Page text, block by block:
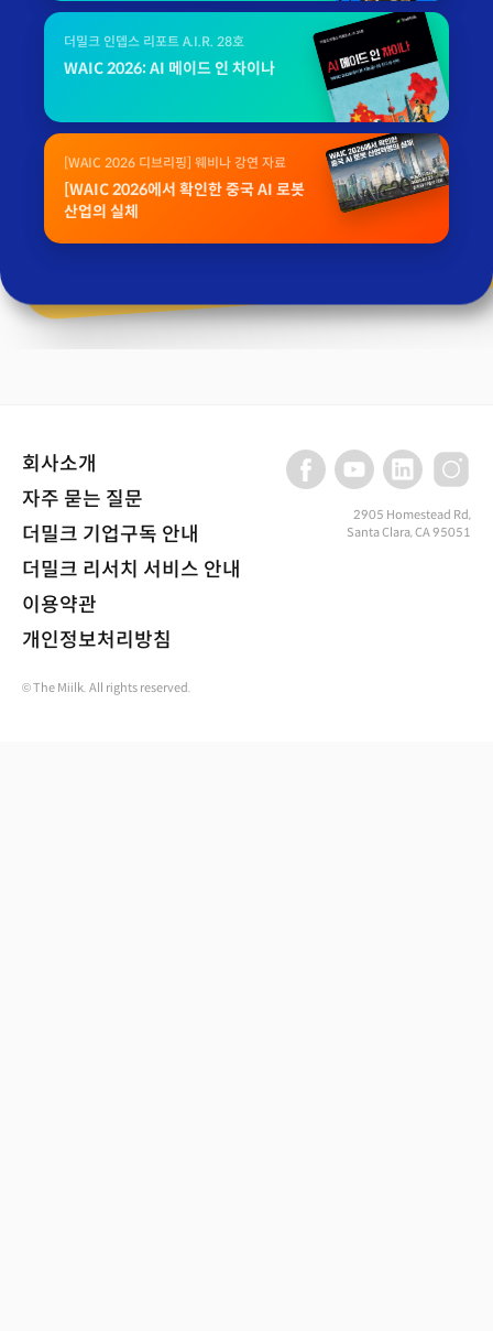
더밀크 인뎁스 리포트 A.I.R. 28호
WAIC 2026: AI 메이드 인 차이나
[WAIC 2026 디브리핑] 웨비나 강연 자료
[WAIC 2026에서 확인한 중국 AI 로봇
산업의 실체
회사소개
자주 묻는 질문
더밀크 기업구독 안내
더밀크 리서치 서비스 안내
이용약관
개인정보처리방침
2905 Homestead Rd,
Santa Clara, CA 95051
© The Miilk. All rights reserved.